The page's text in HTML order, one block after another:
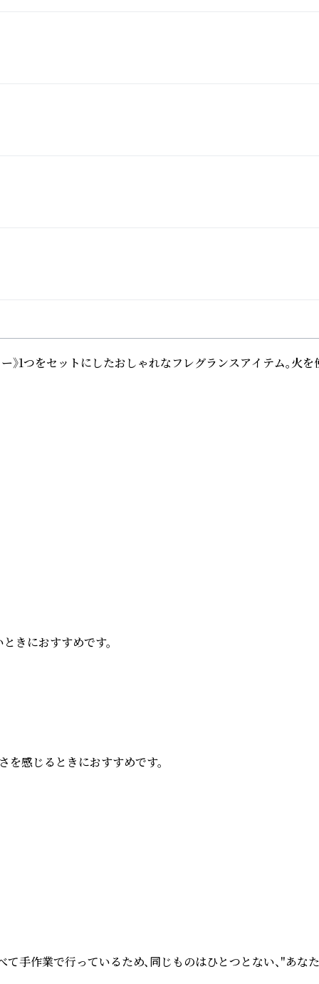
1つをセットにしたおしゃれなフレグランスアイテム。火
きにおすすめです。
感じるときにおすすめです。
作業で行っているため、同じものはひとつとない、"あ